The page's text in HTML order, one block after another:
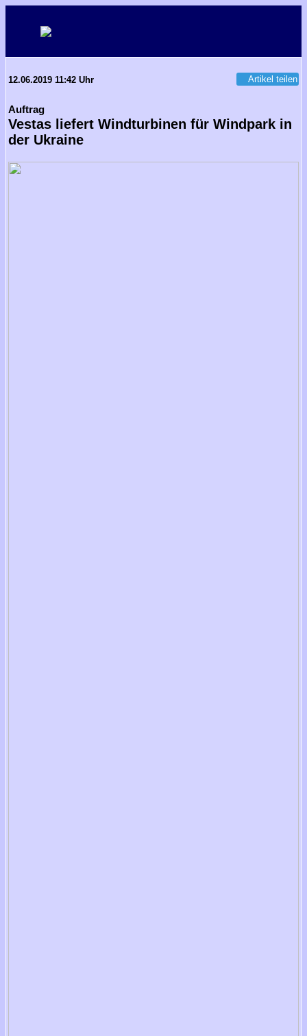
12.06.2019 11:42 Uhr Artikel teilen
Auftrag
Vestas liefert Windturbinen für Windpark in
der Ukraine